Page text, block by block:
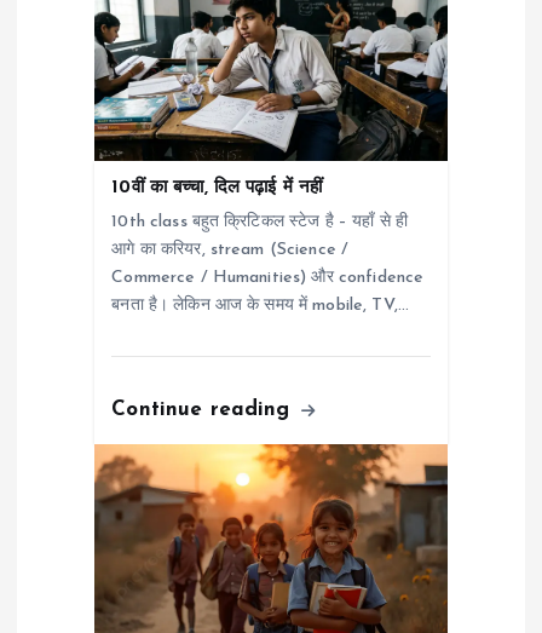
10वीं का बच्चा, दिल पढ़ाई में नहीं
10th class बहुत क्रिटिकल स्टेज है – यहाँ से ही
आगे का करियर, stream (Science /
Commerce / Humanities) और confidence
बनता है। लेकिन आज के समय में mobile, TV,…
Continue reading